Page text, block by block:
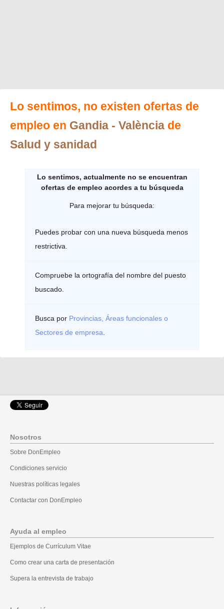
Lo sentimos, no existen ofertas de
empleo en Gandia - València de
Salud y sanidad
Lo sentimos, actualmente no se encuentran
ofertas de empleo acordes a tu búsqueda
Para mejorar tu búsqueda:
Puedes probar con una nueva búsqueda menos
restrictiva.
Compruebe la ortografía del nombre del puesto
buscado.
Busca por Provincias, Áreas funcionales o
Sectores de empresa
Nosotros
Sobre DonEmpleo
Condiciones servicio
Nuestras políticas legales
Contactar con DonEmpleo
Ayuda al empleo
Ejemplos de Currículum Vitae
Como crear una carta de presentación
Supera la entrevista de trabajo